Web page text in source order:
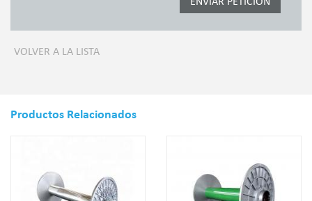
VOLVER A LA LISTA
Productos Relacionados